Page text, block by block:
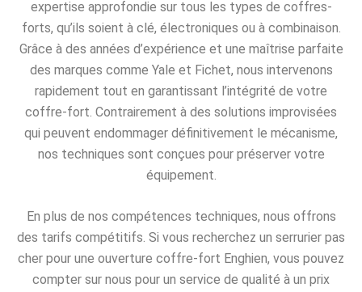
expertise approfondie sur tous les types de coffres-
forts, qu’ils soient à clé, électroniques ou à combinaison.
Grâce à des années d’expérience et une maîtrise parfaite
des marques comme Yale et Fichet, nous intervenons
rapidement tout en garantissant l’intégrité de votre
coffre-fort. Contrairement à des solutions improvisées
qui peuvent endommager définitivement le mécanisme,
nos techniques sont conçues pour préserver votre
équipement.
En plus de nos compétences techniques, nous offrons
des tarifs compétitifs. Si vous recherchez un serrurier pas
cher pour une ouverture coffre-fort Enghien, vous pouvez
compter sur nous pour un service de qualité à un prix